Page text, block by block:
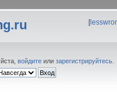
[
войдите или зарегистрируйтесь